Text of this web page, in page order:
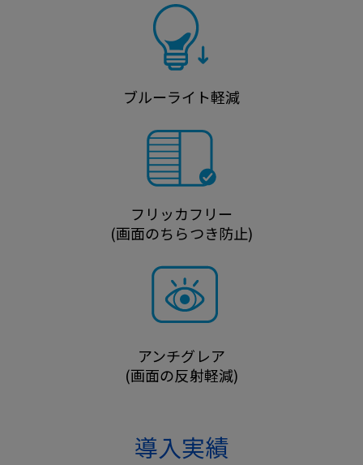
フリッカフリー
(画面のちらつき防止)
ブルーライト軽減
アンチグレア
(画面の反射軽減)
導入実績